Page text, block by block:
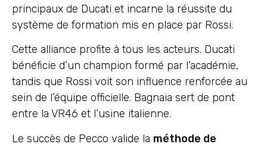
principaux de Ducati et incarne la réussite du
système de formation mis en place par Rossi.
Cette alliance profite à tous les acteurs. Ducati
bénéficie d’un champion formé par l’académie,
tandis que Rossi voit son influence renforcée au
sein de l’équipe officielle. Bagnaia sert de pont
entre la VR46 et l’usine italienne.
Le succès de Pecco valide la méthode de